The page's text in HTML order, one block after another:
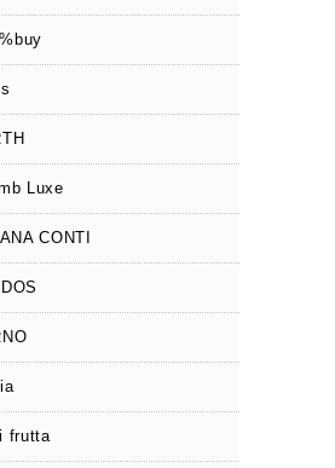
Luxe
CONTI
frutta